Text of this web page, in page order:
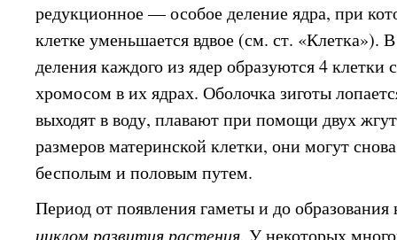
редукционное — особое деление ядра, при
клетке уменьшается вдвое (см. ст. «Клетка»). В
деления каждого из ядер образуются 4
хромосом в их ядрах. Оболочка зиготы
выходят в воду, плавают при помощи двух
размеров материнской клетки, они могут
бесполым и половым путем.
Период от появления гаметы и до
циклом развития растения.У некоторых